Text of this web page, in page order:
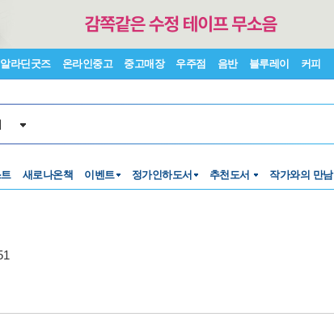
알라딘굿즈 온라인중고 중고매장 우주점 음반 블루레이 커피
새로나온책 이벤트 정가인하도서 추천도서 작가와의 만남